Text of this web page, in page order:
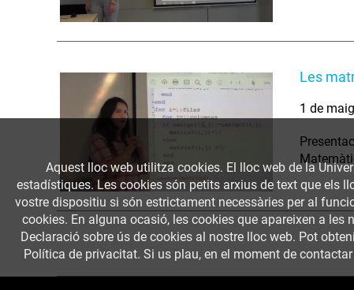
Les
1 de
Aquest lloc web utilitza cookies. El lloc web de la
estadístiques. Les cookies són petits arxius de text que els
vostre dispositiu si són estrictament necessàries per al
cookies. En alguna ocasió, les cookies que apareixen a
Declaració sobre ús de cookies al nostre lloc web. Pot
Política de privacitat. Si us plau, en el moment de